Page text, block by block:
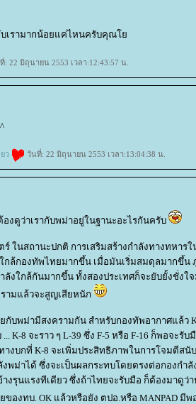
เรามากน้อยแค่ไหนครับคุณ
: 22 มิถุนายน 2553 เวลา:12:43:57 น.
ว วันที่: 22 มิถุนายน 2553 เวลา:13:04:38 น.
งดูว่าเรากับพม่าอยู่ในฐานะอะไรกันครับ
ร์ ในสถานะปกติ การเสริมสร้างกำลังทางทหาร
ล้กองทัพไทยมากขึ้น เมื่อมันเริ่มสมดุลมากขึ้น
ลังใกล้กันมากขึ้น ทั้งสองประเทศก็จะยับยั้งชั่งใ
รามแล้วจะสูญเสียหนัก
กับพม่ามีสงครามกัน สำหรับกองทัพอากาศแล้ว
... K-8 จะราว ๆ L-39 ซึ่ง F-5 หรือ F-16 ก็พอจะ
างบกที่ K-8 จะเพิ่มประสิทธิภาพในการโจมตีส
งพม่าได้ ซึ่งจะเป็นผลกระทบโดยตรงต่อกองกำ
รุนแรงทีเดียว ซึ่งถ้าไทยจะรับมือ ก็ต้องมาดูว่
ของทบ. OK แล้วหรือยัง ตปอ.หรือ MANPAD มี